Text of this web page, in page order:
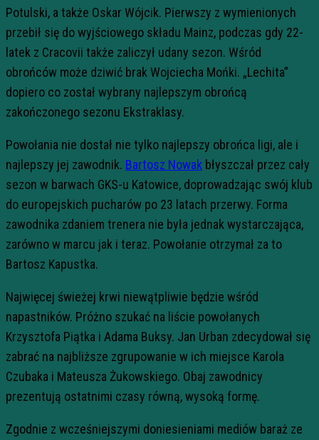
Potulski, a także Oskar Wójcik. Pierwszy z wymienionych
przebił się do wyjściowego składu Mainz, podczas gdy 22-
latek z Cracovii także zaliczył udany sezon. Wśród
obrońców może dziwić brak Wojciecha Mońki. „Lechita”
dopiero co został wybrany najlepszym obrońcą
zakończonego sezonu Ekstraklasy.
Powołania nie dostał nie tylko najlepszy obrońca ligi, ale i
najlepszy jej zawodnik. Bartosz Nowak błyszczał przez cały
sezon w barwach GKS-u Katowice, doprowadzając swój klub
do europejskich pucharów po 23 latach przerwy. Forma
zawodnika zdaniem trenera nie była jednak wystarczająca,
zarówno w marcu jak i teraz. Powołanie otrzymał za to
Bartosz Kapustka.
Najwięcej świeżej krwi niewątpliwie będzie wśród
napastników. Próżno szukać na liście powołanych
Krzysztofa Piątka i Adama Buksy. Jan Urban zdecydował się
zabrać na najbliższe zgrupowanie w ich miejsce Karola
Czubaka i Mateusza Żukowskiego. Obaj zawodnicy
prezentują ostatnimi czasy równą, wysoką formę.
Zgodnie z wcześniejszymi doniesieniami mediów baraż ze